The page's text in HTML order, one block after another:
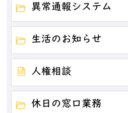
異常通報システム
生活のお知らせ
人権相談
休日の窓口業務